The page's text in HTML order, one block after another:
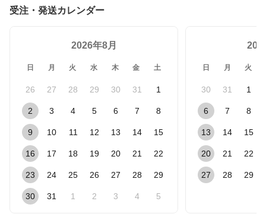
受注・発送カレンダー
2026年8月
日 月 火 水 木 金 土
26 27 28 29 30 31 1
2 3 4 5 6 7 8
9 10 11 12 13 14 15
16 17 18 19 20 21 22
23 24 25 26 27 28 29
30 31 1 2 3 4 5
日 月 火
30 31 1
6 7 8
13 14 15
20 21 22
27 28 29